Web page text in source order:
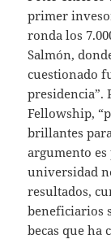
primer
ronda los
Salmón,
cuestionado
presidencia”.
Fellowship,
brillantes
argumento
universidad
resultados,
beneficiarios
becas que ha